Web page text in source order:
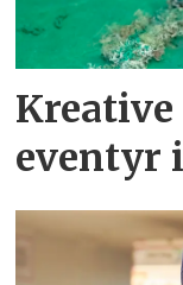
Kreative
eventyr